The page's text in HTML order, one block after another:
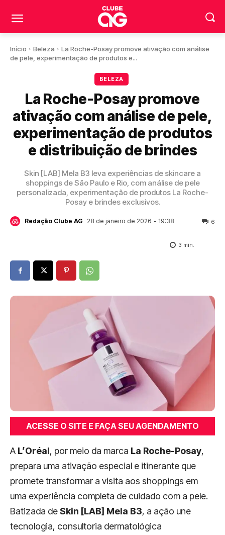
Início Beleza
La Roche-Posay promove ativação com análise
de pele, experimentação de produtos e...
BELEZA
La Roche-Posay promove
ativação com análise de pele,
experimentação de produtos
e distribuição de brindes
Skin [LAB] Mela B3 leva experiências de skincare a
shoppings de São Paulo e Rio, com análise de pele
personalizada, experimentação de produtos La Roche-
Posay e brindes exclusivos.
Redação Clube AG 28 de janeiro de 2026 - 19:38 6
3 min.
ACESSE O SITE E FAÇA SEU AGENDAMENTO
A L’Oréal, por meio da marca La Roche-Posay,
prepara uma ativação especial e itinerante que
promete transformar a visita aos shoppings em
uma experiência completa de cuidado com a pele.
Batizada deSkin [LAB] Mela B3, a ação une
tecnologia, consultoria dermatológica